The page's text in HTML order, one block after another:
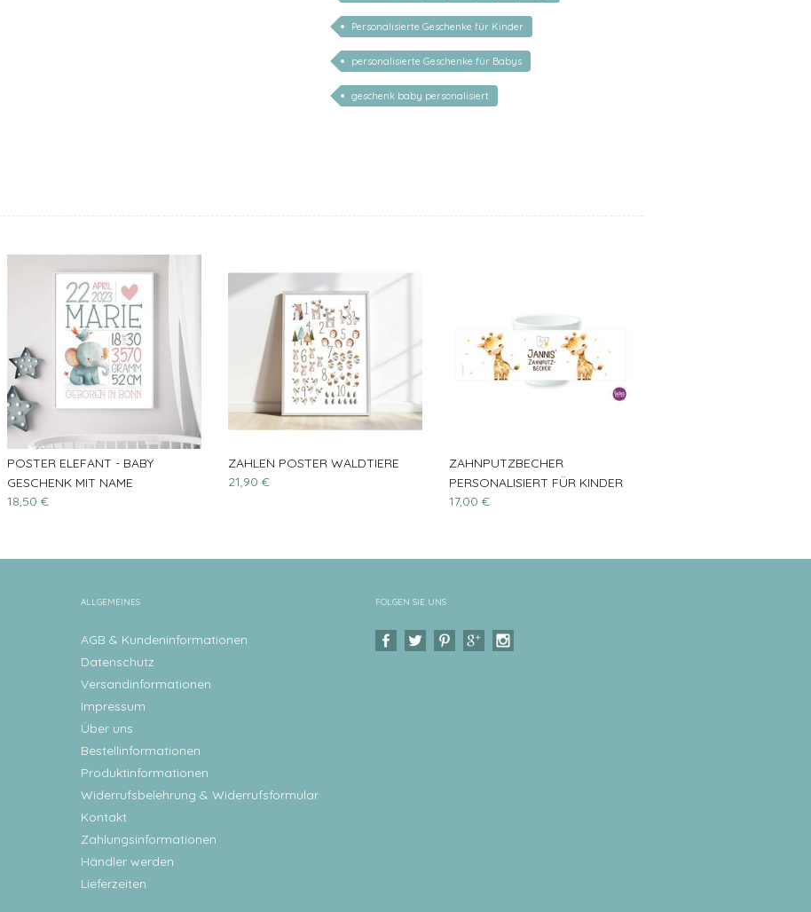
Personalisierte Geschenke für Kinder
personalisierte Geschenke für Babys
geschenk baby personalisiert
POSTER ELEFANT - BABY
GESCHENK MIT NAME
18,50 €
ZAHLEN POSTER WALDTIERE
21,90 €
ZAHNPUTZBECHER
PERSONALISIERT FÜR KINDER
17,00 €
ALLGEMEINES
AGB & Kundeninformationen
Datenschutz
Versandinformationen
Impressum
Über uns
Bestellinformationen
Produktinformationen
Widerrufsbelehrung & Widerrufsformular
Kontakt
Zahlungsinformationen
Händler werden
Lieferzeiten
FOLGEN SIE UNS